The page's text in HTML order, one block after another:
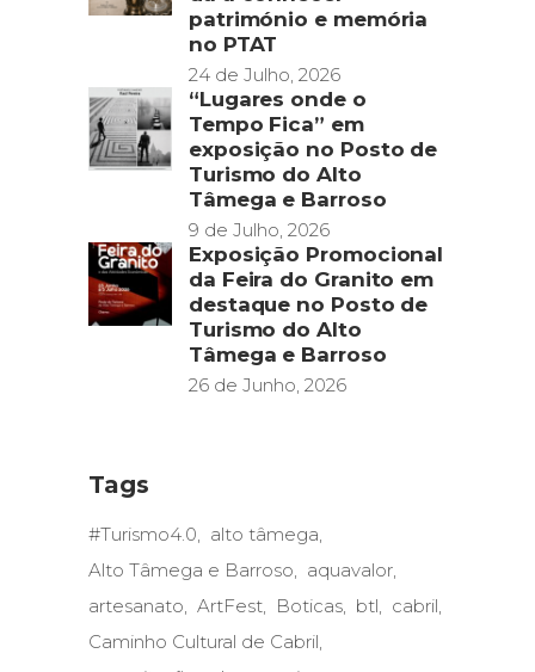
património e memória
no PTAT
24 de Julho, 2026
“Lugares onde o
Tempo Fica” em
exposição no Posto de
Turismo do Alto
Tâmega e Barroso
9 de Julho, 2026
Exposição Promocional
da Feira do Granito em
destaque no Posto de
Turismo do Alto
Tâmega e Barroso
26 de Junho, 2026
Tags
#Turismo4.0
alto tâmega
Alto Tâmega e Barroso
aquavalor
artesanato
ArtFest Boticas btl
cabril
Caminho Cultural de Cabril